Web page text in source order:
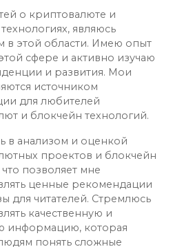
о криптовалюте и
являюсь
в этой области. Имею опыт
сфере и активно изучаю
и развития. Мои
источником
для любителей
и блокчейн технологий.
в анализом и оценкой
проектов и блокчейн
позволяет мне
ценные рекомендации
для читателей. Стремлюсь
качественную и
информацию, которая
понять сложные